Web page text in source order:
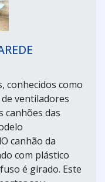
conhecidos como
ventiladores
canhões das
canhão da
com plástico
é girado. Este